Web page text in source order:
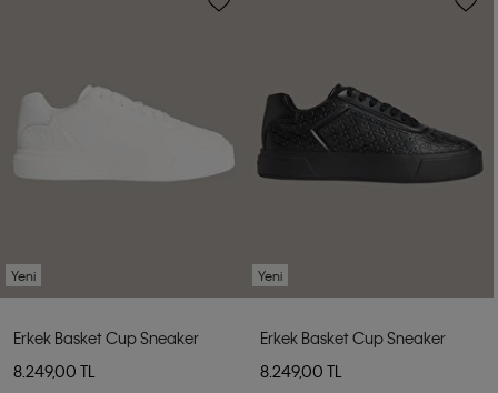
Yeni
Erkek Basket Cup Sneaker
8.249,00 TL
Yeni
Erkek Basket Cup Sneaker
8.249,00 TL